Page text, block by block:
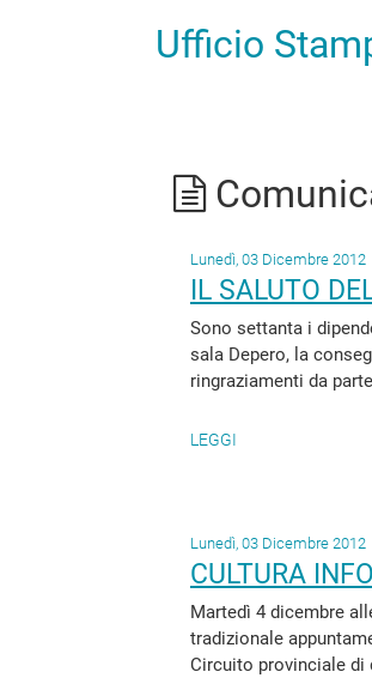
Ufficio
Lunedì, 03 Dicembre 2012
IL SALUTO
Sono settanta i
sala Depero, la
ringraziamenti da
LEGGI
Lunedì, 03 Dicembre 2012
CULTURA
Martedì 4 dicembre
tradizionale
Circuito provinciale di